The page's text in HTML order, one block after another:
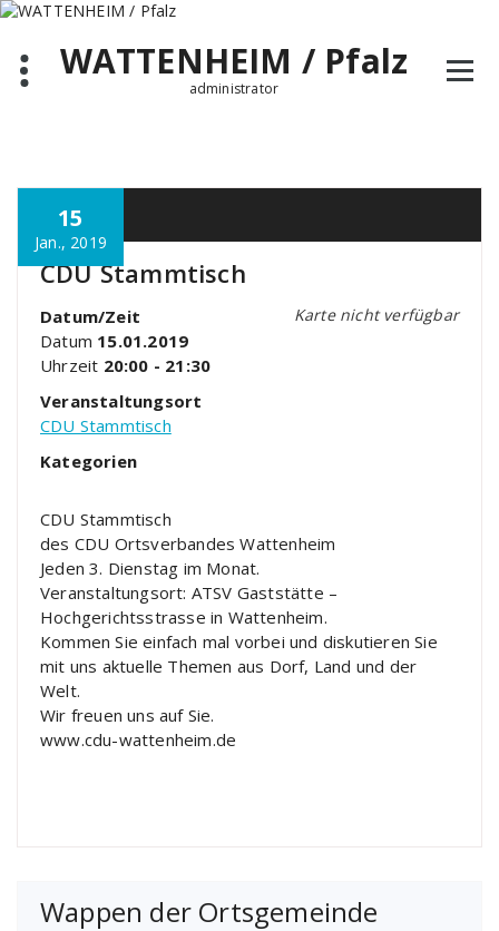
Zum
springenWATTENHEIM / Pfalz
administrator
15
Jan., 2019
CDU Stammtisch
Karte nicht verfügbar
Datum/Zeit
Datum 15.01.2019
Uhrzeit 20:00 - 21:30
Veranstaltungsort
CDU Stammtisch
Kategorien
CDU Stammtisch
des CDU Ortsverbandes Wattenheim
Jeden 3. Dienstag im Monat.
Veranstaltungsort: ATSV Gaststätte –
Hochgerichtsstrasse in Wattenheim.
Kommen Sie einfach mal vorbei und diskutieren Sie
mit uns aktuelle Themen aus Dorf, Land und der
Welt.
Wir freuen uns auf Sie.
www.cdu-wattenheim.de
Wappen der Ortsgemeinde